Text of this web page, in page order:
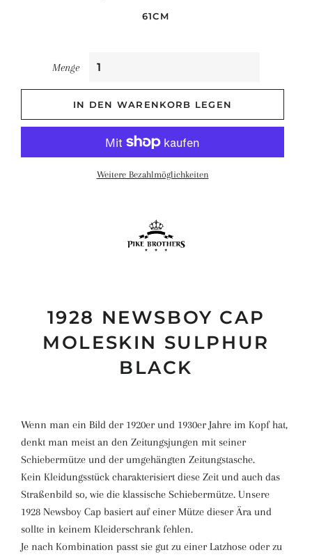
61CM
Menge
IN DEN WARENKORB LEGEN
Weitere Bezahlmöglichkeiten
1928 NEWSBOY CAP
MOLESKIN SULPHUR
BLACK
Wenn man ein Bild der 1920er und 1930er Jahre im Kopf hat,
denkt man meist an den Zeitungsjungen mit seiner
Schiebermütze und der umgehängten Zeitungstasche.
Kein Kleidungsstück charakterisiert diese Zeit und auch das
Straßenbild so, wie die klassische Schiebermütze. Unsere
1928 Newsboy Cap basiert auf einer Mütze dieser Ära und
sollte in keinem Kleiderschrank fehlen.
Je nach Kombination passt sie gut zu einer Latzhose oder zu